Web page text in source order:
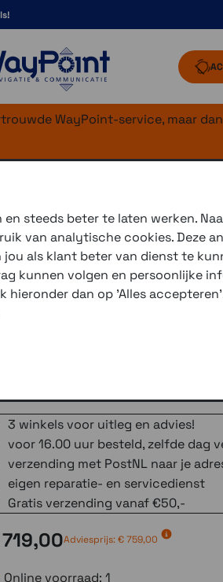
WayPoint-service, maar
Chigee AIO-6 LTE 4G BMWis een 6-
biedt eenvoudige navigatie,
ideaal voor
Chigee AIO-6 LTE wordt geleverd
versie wordt geleverd met
3 winkels voor uitleg en advies!
voor 16.00 uur besteld, zelfde dag
verzending met PostNL naar je
eigen reparatie- en servicedienst
Gratis verzending vanaf €50,-
Adviesprijs:€ 759,00
Online voorraad: 1
steeds beter te laten werken.
van analytische cookies. Deze
als klant beter van dienst te
kunnen volgen en persoonlijke
dan op 'Alles